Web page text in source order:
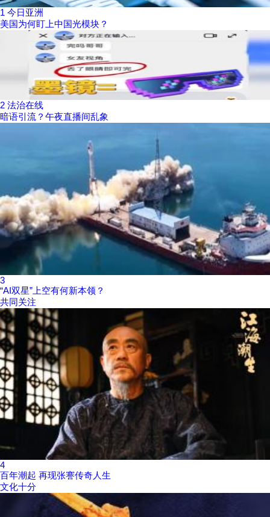
1 今日亚洲
美国为何盯上中国光模块？
2 法治在线
暗语引流？午夜直播间乱象
3
“AI双星”上空有何新本领？
共同关注
4
百年潮起 再现张謇传奇人生
文化十分